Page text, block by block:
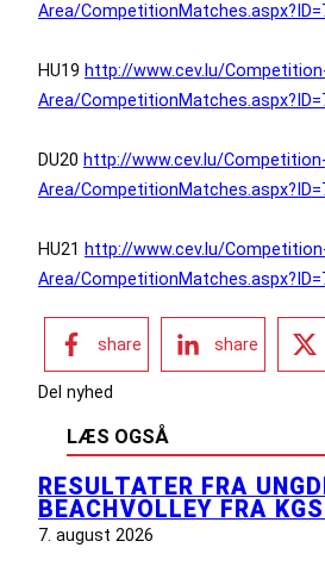
Area/
HU19 http://www.cev.lu/
Area/
DU20 http://www.cev.lu/Competition-
Area/
HU21 http://www.cev.lu/
Area/
share share
Del nyhed
LÆS OGSÅ
RESULTATER FRA
BEACHVOLLEY FRA
7. august 2026